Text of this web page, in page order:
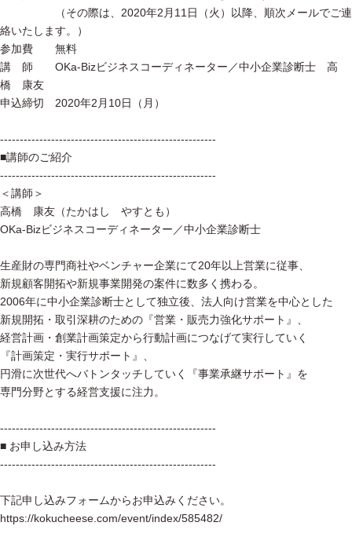
（その際は、2020年2月11日（火）以降、順次メールでご連
絡いたします。）
参加費 無料
講 師 OKa-Bizビジネスコーディネーター／中小企業診断士 高
橋 康友
申込締切 2020年2月10日（月）
-------------------------------------------------------
■講師のご紹介
-------------------------------------------------------
＜講師＞
高橋 康友（たかはし やすとも）
OKa-Bizビジネスコーディネーター／中小企業診断士
生産財の専門商社やベンチャー企業にて20年以上営業に従事、
新規顧客開拓や新規事業開発の案件に数多く携わる。
2006年に中小企業診断士として独立後、法人向け営業を中心とした
新規開拓・取引深耕のための『営業・販売力強化サポート』、
経営計画・創業計画策定から行動計画につなげて実行していく
『計画策定・実行サポート』、
円滑に次世代へバトンタッチしていく『事業承継サポート』を
専門分野とする経営支援に注力。
-------------------------------------------------------
■ お申し込み方法
-------------------------------------------------------
下記申し込みフォームからお申込みください。
https://kokucheese.com/event/index/585482/